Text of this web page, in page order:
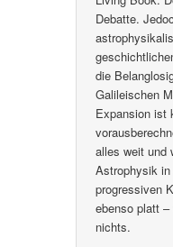
Von der
Living Book.
Debatte.
die
Galileischen
Expansion ist
alles weit und
Astrophysik
progressiven
ebenso platt –